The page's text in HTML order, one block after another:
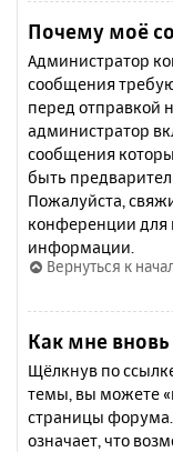
Почему моё
Администратор
сообщения
перед отправкой
администратор
сообщения
быть
Пожалуйста,
конференции для
информации.
Вернуться к
Как мне
Щёлкнув по
темы, вы можете
страницы форума.
означает, что